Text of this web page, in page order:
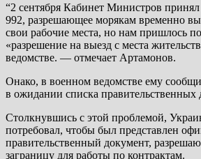
“2 сентября Кабинет Министров
992, разрешающее морякам временно
свои рабочие места, но нам пришлось
«разрешение на выезд с места
ведомстве. — отмечает Артамонов.
Онако, в военном ведомстве ему
в ожидании списка правительственных
Столкнувшись с этой проблемой,
потребовал, чтобы был представлен
правительственный документ,
заграницу для работы по контрактам.